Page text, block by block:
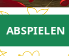
ABSPIELEN